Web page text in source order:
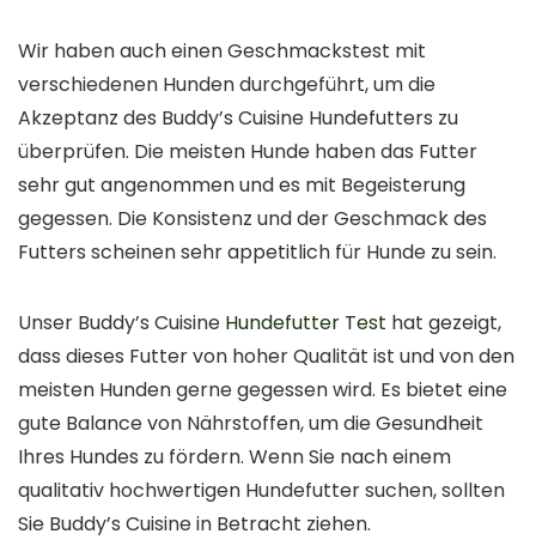
Wir haben auch einen Geschmackstest mit
verschiedenen Hunden durchgeführt, um die
Akzeptanz des Buddy’s Cuisine Hundefutters zu
überprüfen. Die meisten Hunde haben das Futter
sehr gut angenommen und es mit Begeisterung
gegessen. Die Konsistenz und der Geschmack des
Futters scheinen sehr appetitlich für Hunde zu sein.
Unser Buddy’s Cuisine Hundefutter Test hat gezeigt,
dass dieses Futter von hoher Qualität ist und von den
meisten Hunden gerne gegessen wird. Es bietet eine
gute Balance von Nährstoffen, um die Gesundheit
Ihres Hundes zu fördern. Wenn Sie nach einem
qualitativ hochwertigen Hundefutter suchen, sollten
Sie Buddy’s Cuisine in Betracht ziehen.